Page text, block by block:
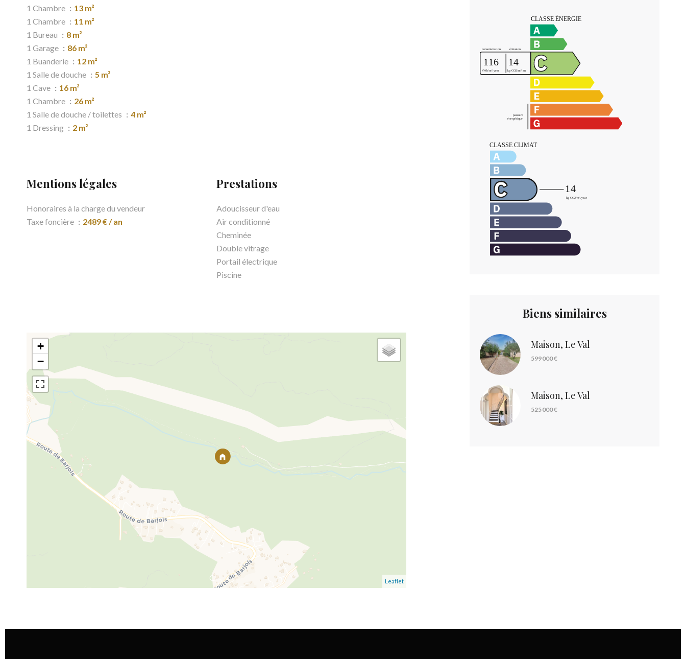
1 Chambre
13 m²
1 Chambre
11 m²
1 Bureau
8 m²
1 Garage
86 m²
1 Buanderie
12 m²
1 Salle de douche
5 m²
1 Cave
16 m²
1 Chambre
26 m²
1 Salle de douche / toilettes
4 m²
1 Dressing
2 m²
Mentions légales
Honoraires à la charge du vendeur
Taxe foncière
2489 € / an
Prestations
Adoucisseur d'eau
Air conditionné
Cheminée
Double vitrage
Portail électrique
Piscine
+
−
Leaflet
Biens similaires
Maison, Le Val
599 000 €
Maison, Le Val
525 000 €